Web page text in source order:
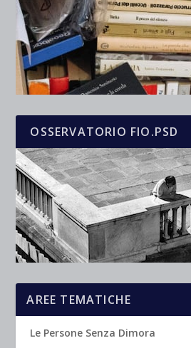
OSSERVATORIO FIO.PSD
AREE TEMATICHE
Le Persone Senza Dimora